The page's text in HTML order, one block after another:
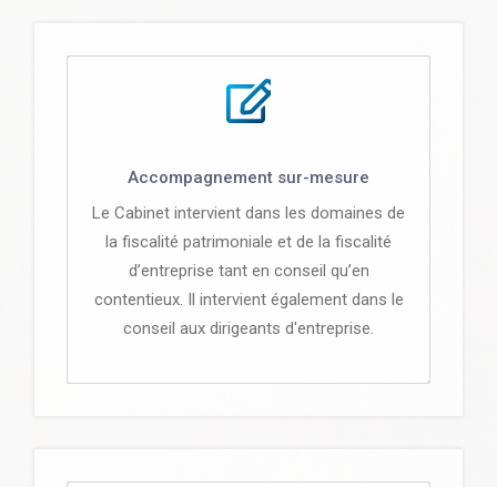
Accompagnement sur-mesure
Le Cabinet intervient dans les domaines de
la fiscalité patrimoniale et de la fiscalité
d’entreprise tant en conseil qu’en
contentieux. Il intervient également dans le
conseil aux dirigeants d'entreprise.